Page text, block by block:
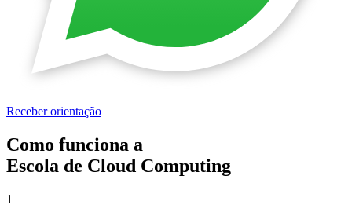
Receber orientação
Como funciona a
Escola de Cloud Computing
1